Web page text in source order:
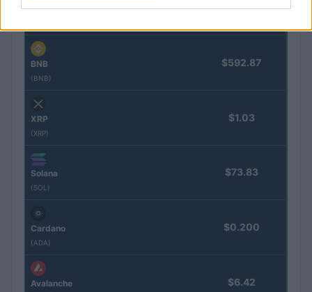
Ethereum $1,914.11
BNB
(BNB)
$592.87
XRP
(XRP)
$1.03
Solana
(SOL)
$73.83
Cardano
(ADA)
$0.200
Avalanche $6.42